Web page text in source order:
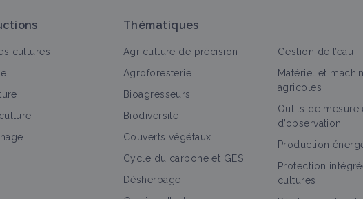
Tout >
Légumineuses de Couverture - Louis
PERUSSE, Québec, par les Agron'hommes
Vidéo
cultures
Thématiques
Agriculture de précision
Agroforesterie
Bioagresseurs
Biodiversité
Couverts végétaux
Cycle du carbone et GES
Désherbage
Gestion de l’eau
Matériel et
agricoles
Outils de mesure
d’observation
Production
Protection
cultures